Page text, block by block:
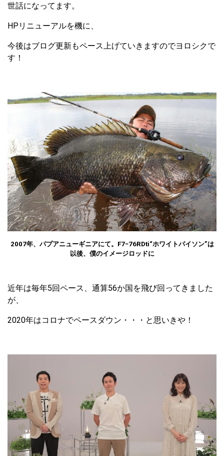
世話になってます。
HPリニューアルを機に、
今後はブログ更新もペース上げていきますのでヨロシクで
す！
2007年、パプアニューギニアにて。F7−76RDti“ホワイトパイソン”は
以後、僕のイメージロッドに
近年は毎年5回ペース、通算56か国を飛び回ってきました
が、
2020年はコロナでペースダウン・・・と思いきや！